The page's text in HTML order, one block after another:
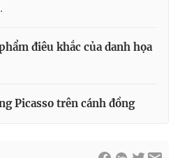
điêu khắc của danh họa
Picasso trên cánh đồng